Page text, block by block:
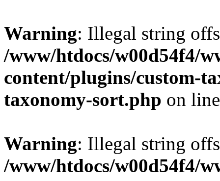
Warning: Illegal string
/www/htdocs/w00d54f4/
content/plugins/custom-
taxonomy-sort.php on
Warning: Illegal string
/www/htdocs/w00d54f4/